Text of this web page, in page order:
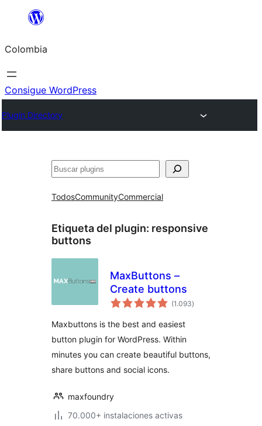
Saltar
contenido
Colombia
Consigue WordPress
Plugin Directory
Buscar
TodosCommunityCommercial
Etiqueta del plugin: responsive
buttons
MaxButtons –
Create buttons
(1.093total
de
)
Maxbuttons is the best and easiest
button plugin for WordPress. Within
minutes you can create beautiful buttons,
share buttons and social icons.
maxfoundry
70.000+ instalaciones activas